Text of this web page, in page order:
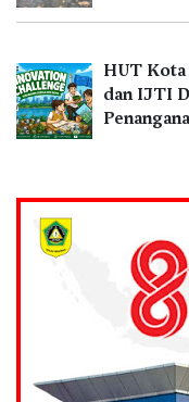
HUT Kota
dan IJTI